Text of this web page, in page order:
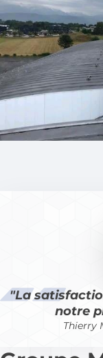
La
notre
Thierry